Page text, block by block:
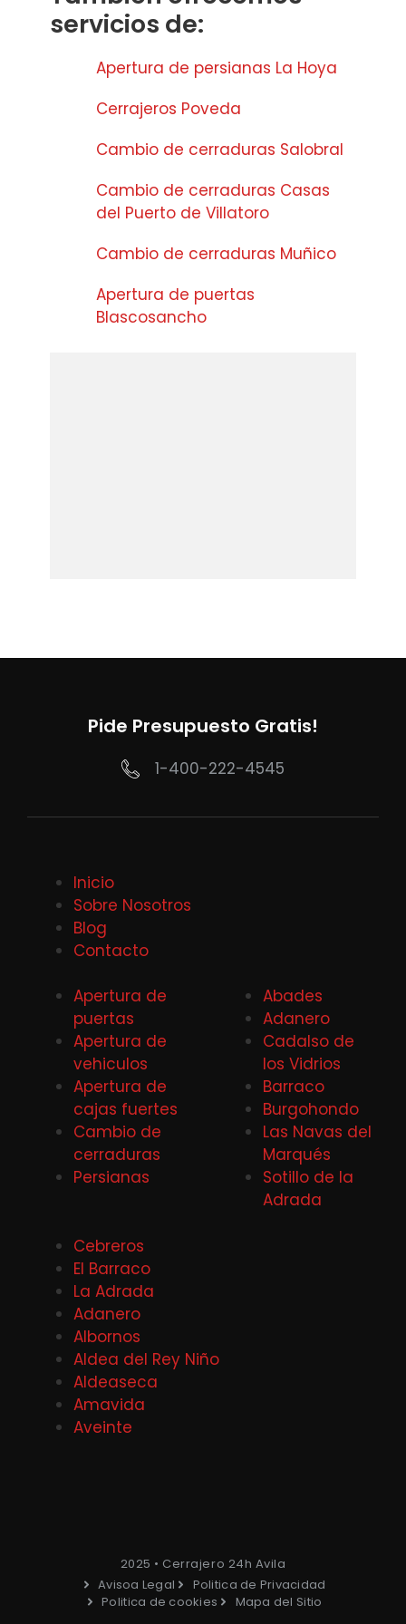
servicios de:
Apertura de persianas La Hoya
Cerrajeros Poveda
Cambio de cerraduras Salobral
Cambio de cerraduras Casas
del Puerto de Villatoro
Cambio de cerraduras Muñico
Apertura de puertas
Blascosancho
Pide Presupuesto Gratis!
1-400-222-4545
Inicio
Sobre Nosotros
Blog
Contacto
Apertura de
puertas
Apertura de
vehiculos
Apertura de
cajas fuertes
Cambio de
cerraduras
Persianas
Abades
Adanero
Cadalso de
los Vidrios
Barraco
Burgohondo
Las Navas del
Marqués
Sotillo de la
Adrada
Cebreros
El Barraco
La Adrada
Adanero
Albornos
Aldea del Rey Niño
Aldeaseca
Amavida
Aveinte
2025 • Cerrajero 24h Avila
Avisoa Legal
Politica de Privacidad
Politica de cookies
Mapa del Sitio